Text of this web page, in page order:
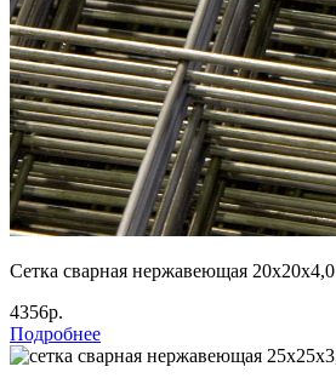
Сетка сварная нержавеющая 20х20х4,0
4356р.
Подробнее